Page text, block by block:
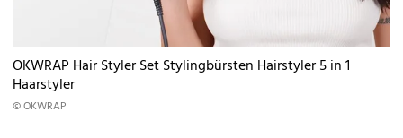
OKWRAP Hair Styler Set Stylingbürsten Hairstyler 5 in 1
Haarstyler
© OKWRAP